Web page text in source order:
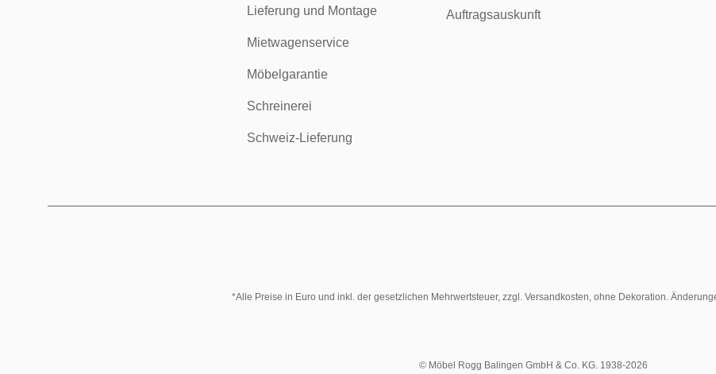
Lieferung und Montage
Mietwagenservice
Möbelgarantie
Schreinerei
Schweiz-Lieferung
Auftragsauskunft
*Alle Preise in Euro und inkl. der gesetzlichen Mehrwertsteuer, zzgl. Versandkosten, ohne Dekoration.
© Möbel Rogg Balingen GmbH & Co. KG. 1938-2026